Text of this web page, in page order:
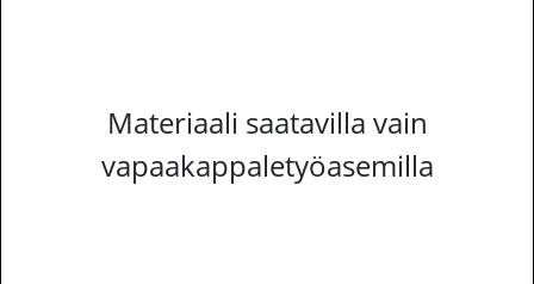
Materiaali saatavilla vain
vapaakappaletyöasemilla